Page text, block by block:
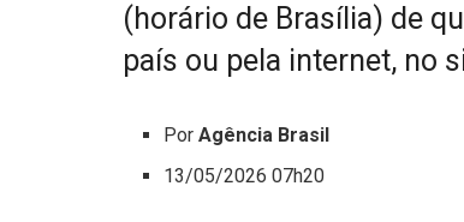
(horário de Brasília) de
país ou pela internet, no
PorAgência Brasil
13/05/2026 07h20